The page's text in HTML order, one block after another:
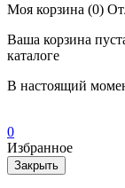
Моя корзина (0)
Ваша корзина
каталоге
В настоящий
0
Избранное
Закрыть